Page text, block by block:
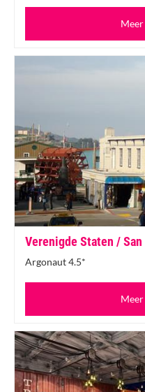
Verenigde Staten /
Argonaut 4.5*